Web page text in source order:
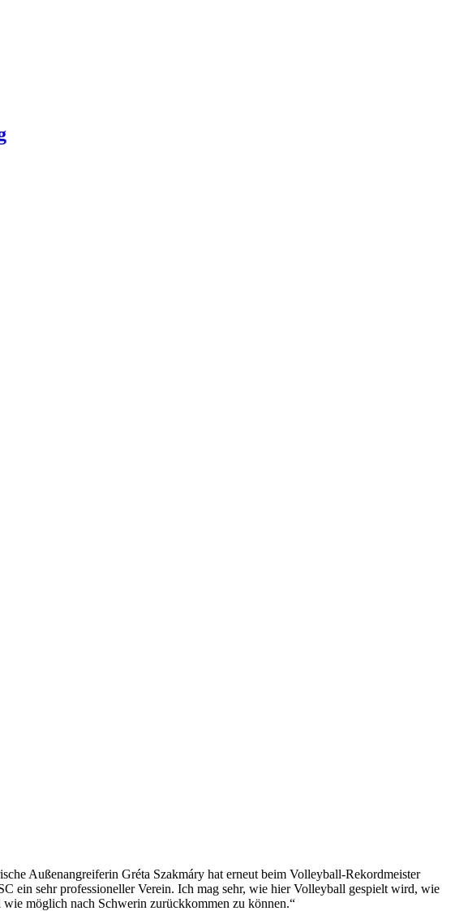
Außenangreiferin Gréta Szakmáry hat erneut beim Volleyball-Rekordmeister
ein sehr professioneller Verein. Ich mag sehr, wie hier Volleyball gespielt wird, wie
möglich nach Schwerin zurückkommen zu können.“